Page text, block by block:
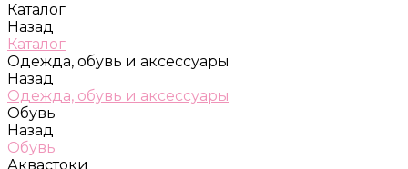
Каталог
Назад
Каталог
Одежда, обувь и аксессуары
Назад
Одежда, обувь и аксессуары
Обувь
Назад
Обувь
Аквастоки